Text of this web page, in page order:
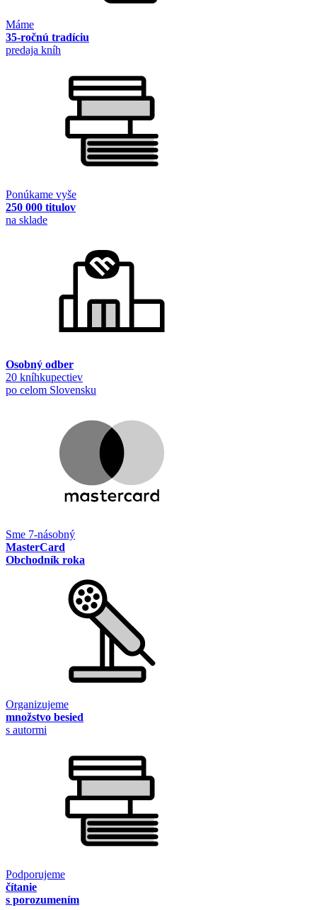
Máme
35-ročnú tradíciu
predaja kníh
Ponúkame vyše
250 000 titulov
na sklade
Osobný odber
20 kníhkupectiev
po celom Slovensku
Sme 7-násobný
MasterCard
Obchodník roka
Organizujeme
množstvo besied
s autormi
Podporujeme
čítanie
s porozumením